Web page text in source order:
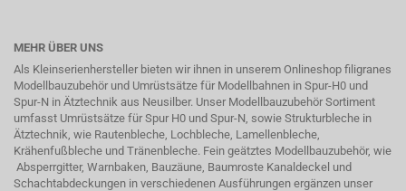
MEHR ÜBER UNS
Als Kleinserienhersteller bieten wir ihnen in unserem Onlineshop filigranes
Modellbauzubehör und Umrüstsätze für Modellbahnen in Spur-H0 und
Spur-N in Ätztechnik aus Neusilber. Unser Modellbauzubehör Sortiment
umfasst Umrüstsätze für Spur H0 und Spur-N, sowie Strukturbleche in
Ätztechnik, wie Rautenbleche, Lochbleche, Lamellenbleche,
Krähenfußbleche und Tränenbleche. Fein geätztes Modellbauzubehör, wie
Absperrgitter, Warnbaken, Bauzäune, Baumroste Kanaldeckel und
Schachtabdeckungen in verschiedenen Ausführungen ergänzen unser